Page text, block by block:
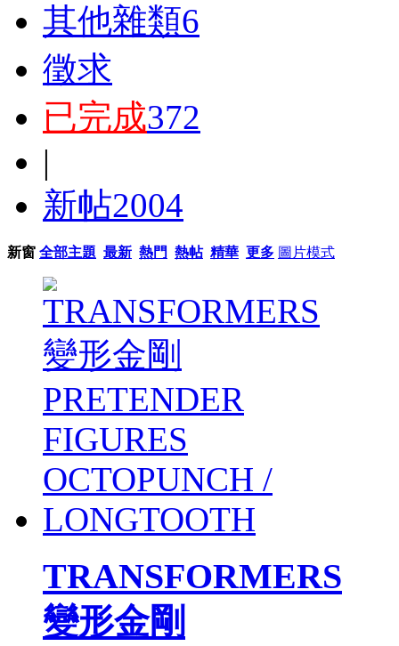
其他雜類6
徵求
已完成372
|
新帖2004
新窗 全部主題 最新 熱門 熱帖 精華 更多 圖片模式
TRANSFORMERS
變形金剛